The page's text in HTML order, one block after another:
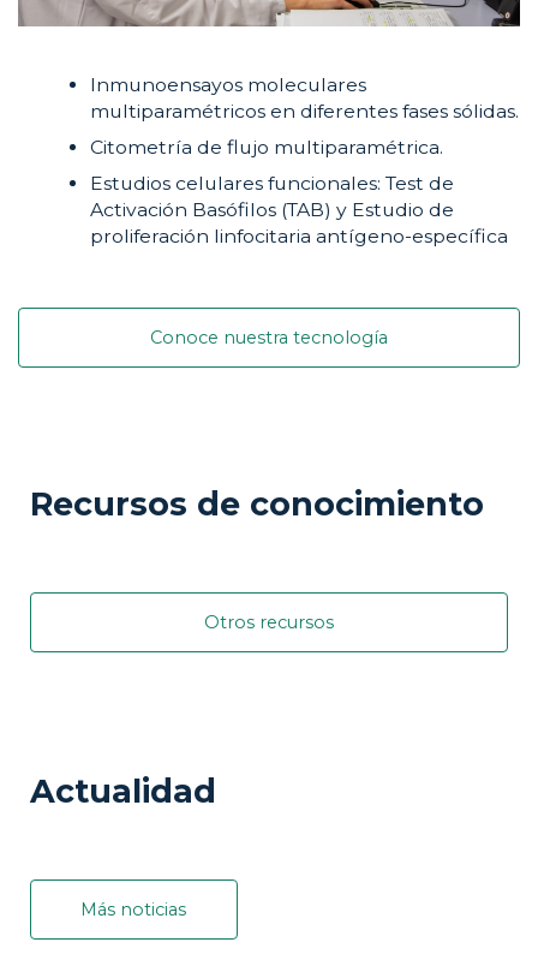
Inmunoensayos moleculares
multiparamétricos en diferentes fases sólidas.
Citometría de flujo multiparamétrica.
Estudios celulares funcionales: Test de
Activación Basófilos (TAB) y Estudio de
proliferación linfocitaria antígeno-específica
Conoce nuestra tecnología
Recursos de conocimiento
Otros recursos
Actualidad
Más noticias